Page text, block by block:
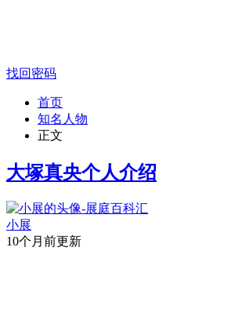
找回密码
首页
知名人物
正文
大塚真央个人介绍
小展
10个月前更新